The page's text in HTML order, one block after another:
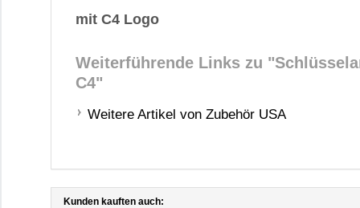
mit C4 Logo
Weiterführende Links zu
C4"
Weitere Artikel von Zubehör USA
Kunden kauften auch: